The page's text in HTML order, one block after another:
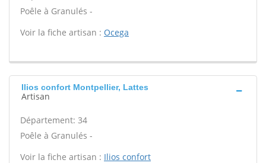
Poêle à Granulés -
Voir la fiche artisan : Ocega
Ilios confort Montpellier, Lattes
Artisan
Département: 34
Poêle à Granulés -
Voir la fiche artisan : Ilios confort